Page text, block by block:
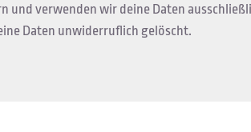
und verwenden wir deine Daten
Daten unwiderruflich gelöscht.